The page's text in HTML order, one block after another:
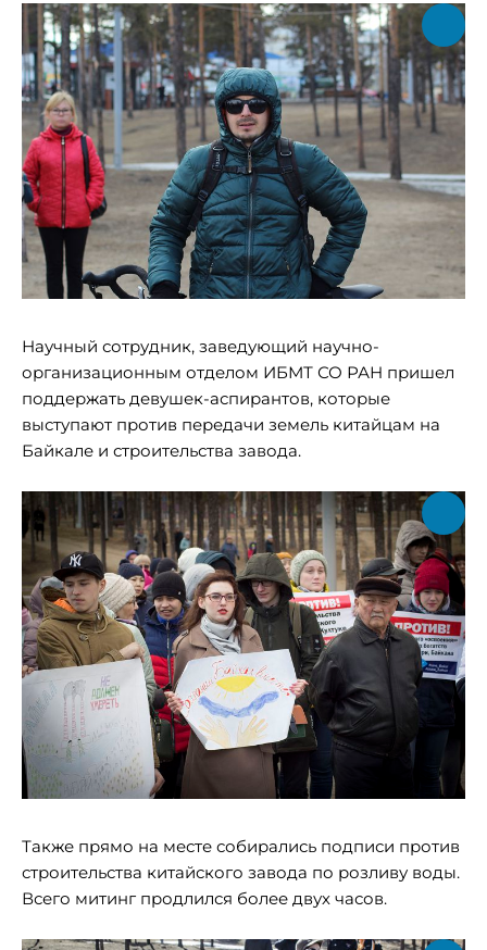
Научный сотрудник, заведующий научно-
организационным отделом ИБМТ СО РАН пришел
поддержать девушек-аспирантов, которые
выступают против передачи земель китайцам на
Байкале и строительства завода.
Также прямо на месте собирались подписи против
строительства китайского завода по розливу воды.
Всего митинг продлился более двух часов.